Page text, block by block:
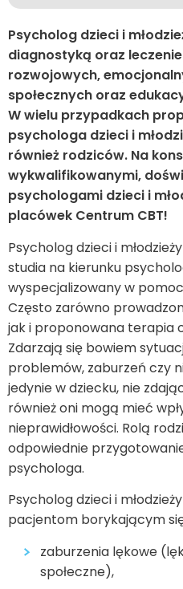
Psycholog dzieci i
diagnostyką oraz
rozwojowych,
społecznych oraz
W wielu przypadkach
psychologa dzieci i
również rodziców. Na
wykwalifikowanymi,
psychologami dzieci i
placówek Centrum CBT!
Psycholog dzieci i
studia na kierunku
wyspecjalizowany w
Często zarówno
jak i proponowana terapia
Zdarzają się bowiem
problemów, zaburzeń czy
jedynie w dziecku, nie
również oni mogą mieć
nieprawidłowości. Rolą
odpowiednie
psychologa.
Psycholog dzieci i
pacjentom borykającym
zaburzenia lękowe
społeczne),